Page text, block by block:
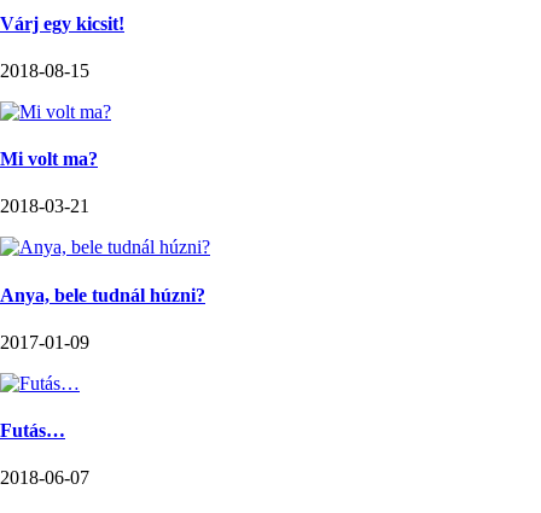
Várj egy kicsit!
2018-08-15
Mi volt ma?
2018-03-21
Anya, bele tudnál húzni?
2017-01-09
Futás…
2018-06-07